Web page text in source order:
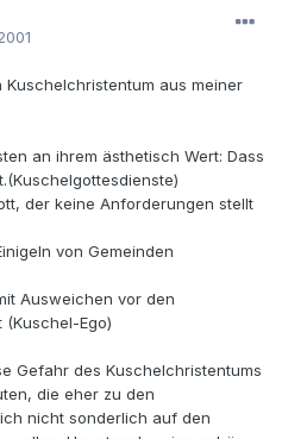
aus meiner
an ihrem ästhetisch Wert: Dass
der keine Anforderungen stellt
von Gemeinden
Ausweichen vor den
Ego)
Gefahr des Kuschelchristentums
die eher zu den
nicht sonderlich auf den